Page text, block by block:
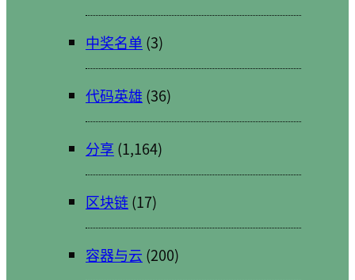
中奖名单 (3)
代码英雄 (36)
分享 (1,164)
区块链(17)
容器与云 (200)